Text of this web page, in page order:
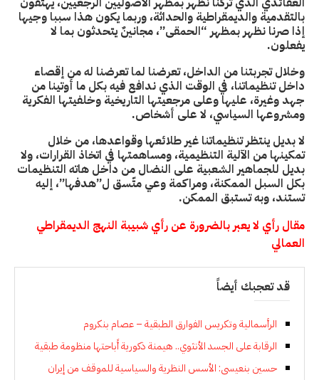
بالتقدمية والديمقراطية والحداثة، وربما يكون هذا سببا وجيها
إذا صرنا نظهر بمظهر “الحمقى”، مجانينٌ يتحدثون بما لا
يفعلون.
وخلال تجربتنا من الداخل، تعرضنا لما تعرضنا له من إقصاء
داخل تنظيماتنا، في الوقت الذي ندافع فيه بكل ما أوتينا من
جهد وغيرة، عليها وعلى مرجعيتها التاريخية وخلفيتها الفكرية
ومشروعها السياسي، لا على أشخاص.
لا بديل ينتظر تنظيماتنا غير طلائعها وقواعدها، من خلال
تمكينها من الآلية التنظيمية، ومساهمتها في اتخاذ القرارات، ولا
بديل للجماهير الشعبية على النضال من داخل هاته التنظيمات
بكل السبل الممكنة، ومراكمة وعي متّسق ل”هدفها”، إليه
تستند، وبه تستبق الممكن.
مقال رأي لا يعبر بالضرورة عن رأي شبيبة النهج الديمقراطي
العمالي
قد تعجبك أيضاً
الرأسمالية وتكريس الفوارق الطبقية – عصام بنكروم
الرقابة على الجسد الأنثوي.. هيمنة ذكورية أَباحتها منظومة طبقية
حسين بنعيسى: الأسس النظرية والسياسية للموقف من إيران